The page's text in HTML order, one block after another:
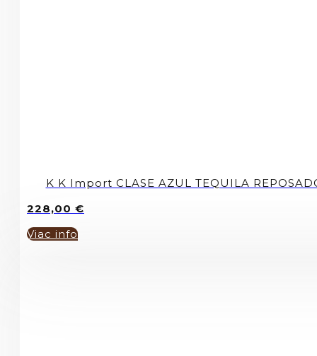
K K Import CLASE AZUL TEQUILA
228,00 €
Viac info